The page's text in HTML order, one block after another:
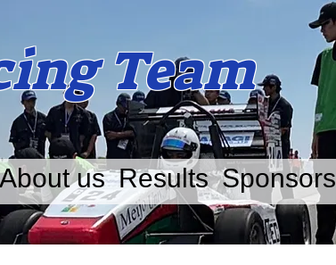
Team
us Results Sponsors